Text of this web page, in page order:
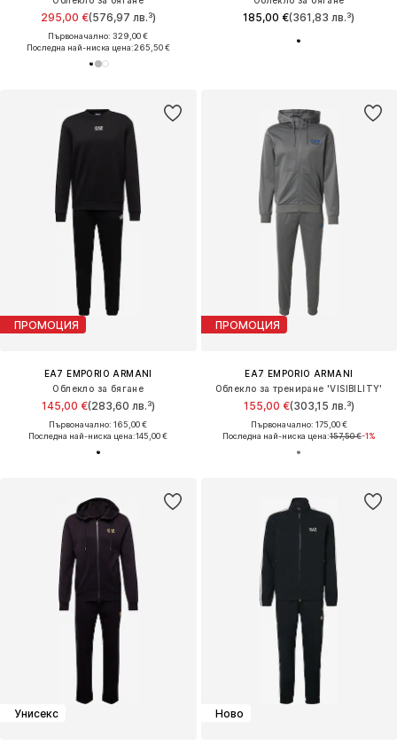
295,00 €(576,97 лв.³)
Първоначално: 329,00 €
Последна най-ниска цена:265,50 €
185,00 €(361,83 лв.³)
ПРОМОЦИЯ
EA7 EMPORIO ARMANI
Облекло за бягане
145,00 €(283,60 лв.³)
Първоначално: 165,00 €
Последна най-ниска цена:145,00 €
ПРОМОЦИЯ
EA7 EMPORIO ARMANI
Облекло за трениране 'VISIBILITY'
155,00 €(303,15 лв.³)
Първоначално: 175,00 €
Последна най-ниска цена:157,50 €-1%
Унисекс Ново